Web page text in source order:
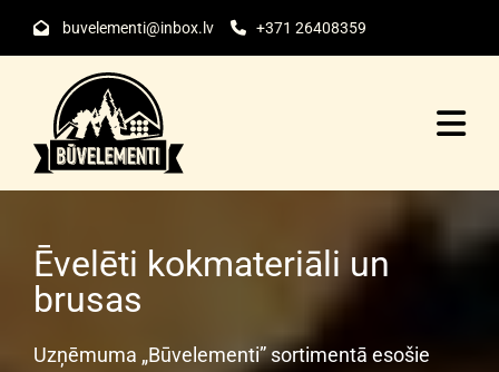
 buvelementi@inbox.lv  +371 26408359
Ēvelēti kokmateriāli un
brusas
Uzņēmuma „Būvelementi” sortimentā esošie